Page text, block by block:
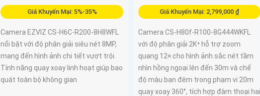
Giá Khuyến Mại: 5%-35%
Camera EZVIZ CS-H6C-R200-8H8WFL
nổi bật với độ phân giải siêu nét 8MP,
mang đến hình ảnh chi tiết vượt trội.
Tính năng quay xoay linh hoạt giúp bao
quát toàn bộ không gian
Giá Khuyến Mại: 2,799,000 ₫
Camera CS-H80f-R100-8G444WKFL
với độ phân giải 2K⁺ hỗ trợ zoom
quang 12× cho hình ảnh sắc nét tầm
nhìn hồng ngoại lên đến 30m và chế
độ màu ban đêm trong phạm vi 20m
quay xoay 360°, tích hợp đàm thoại hai